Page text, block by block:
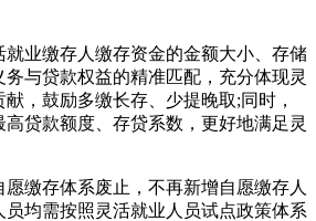
业缴存人缴存资金的金额大小、存储
与贷款权益的精准匹配，充分体现灵
，鼓励多缴长存、少提晚取;同时，
贷款额度、存贷系数，更好地满足灵
愿缴存体系废止，不再新增自愿缴存人
员均需按照灵活就业人员试点政策体系